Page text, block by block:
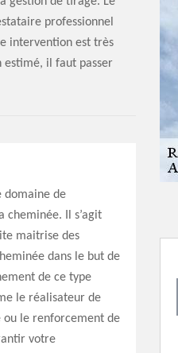
professionnel
intervention est très
estimé, il faut passer
domaine de
Il s’agit
maitrise des
dans le but de
de ce type
le réalisateur de
ou le renforcement de
votre